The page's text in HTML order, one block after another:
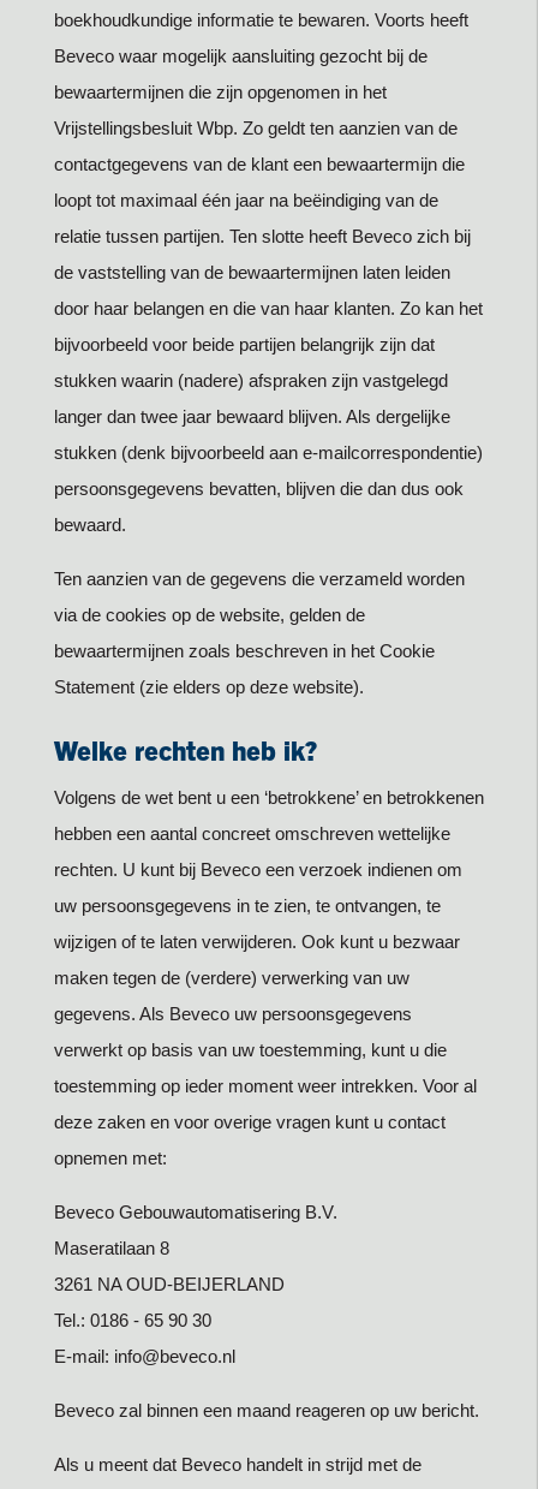
boekhoudkundige informatie te bewaren. Voorts heeft
Beveco waar mogelijk aansluiting gezocht bij de
bewaartermijnen die zijn opgenomen in het
Vrijstellingsbesluit Wbp. Zo geldt ten aanzien van de
contactgegevens van de klant een bewaartermijn die
loopt tot maximaal één jaar na beëindiging van de
relatie tussen partijen. Ten slotte heeft Beveco zich bij
de vaststelling van de bewaartermijnen laten leiden
door haar belangen en die van haar klanten. Zo kan het
bijvoorbeeld voor beide partijen belangrijk zijn dat
stukken waarin (nadere) afspraken zijn vastgelegd
langer dan twee jaar bewaard blijven. Als dergelijke
stukken (denk bijvoorbeeld aan e-mailcorrespondentie)
persoonsgegevens bevatten, blijven die dan dus ook
bewaard.
Ten aanzien van de gegevens die verzameld worden
via de cookies op de website, gelden de
bewaartermijnen zoals beschreven in het Cookie
Statement (zie elders op deze website).
Welke rechten heb ik?
Volgens de wet bent u een ‘betrokkene’ en betrokkenen
hebben een aantal concreet omschreven wettelijke
rechten. U kunt bij Beveco een verzoek indienen om
uw persoonsgegevens in te zien, te ontvangen, te
wijzigen of te laten verwijderen. Ook kunt u bezwaar
maken tegen de (verdere) verwerking van uw
gegevens. Als Beveco uw persoonsgegevens
verwerkt op basis van uw toestemming, kunt u die
toestemming op ieder moment weer intrekken. Voor al
deze zaken en voor overige vragen kunt u contact
opnemen met:
Beveco Gebouwautomatisering B.V.
Maseratilaan 8
3261 NA OUD-BEIJERLAND
Tel.: 0186 - 65 90 30
E-mail: info@beveco.nl
Beveco zal binnen een maand reageren op uw bericht.
Als u meent dat Beveco handelt in strijd met de